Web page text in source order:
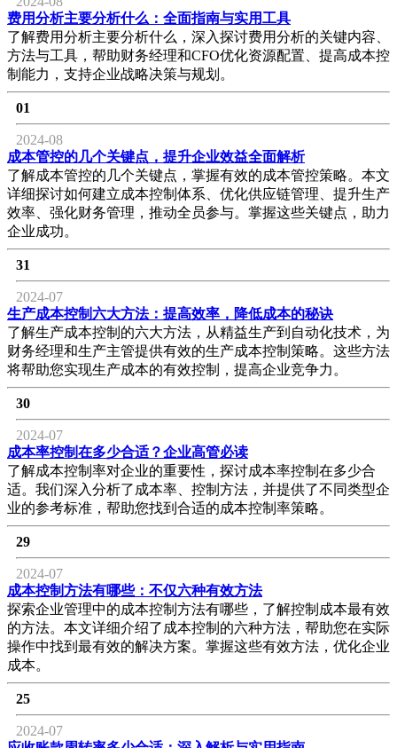
费用分析主要分析什么：全面指南与实用工具
了解费用分析主要分析什么，深入探讨费用分析的关键内容、
方法与工具，帮助财务经理和CFO优化资源配置、提高成本控
制能力，支持企业战略决策与规划。
01
2024-08
成本管控的几个关键点，提升企业效益全面解析
了解成本管控的几个关键点，掌握有效的成本管控策略。本文
详细探讨如何建立成本控制体系、优化供应链管理、提升生产
效率、强化财务管理，推动全员参与。掌握这些关键点，助力
企业成功。
31
2024-07
生产成本控制六大方法：提高效率，降低成本的秘诀
了解生产成本控制的六大方法，从精益生产到自动化技术，为
财务经理和生产主管提供有效的生产成本控制策略。这些方法
将帮助您实现生产成本的有效控制，提高企业竞争力。
30
2024-07
成本率控制在多少合适？企业高管必读
了解成本控制率对企业的重要性，探讨成本率控制在多少合
适。我们深入分析了成本率、控制方法，并提供了不同类型企
业的参考标准，帮助您找到合适的成本控制率策略。
29
2024-07
成本控制方法有哪些：不仅六种有效方法
探索企业管理中的成本控制方法有哪些，了解控制成本最有效
的方法。本文详细介绍了成本控制的六种方法，帮助您在实际
操作中找到最有效的解决方案。掌握这些有效方法，优化企业
成本。
25
2024-07